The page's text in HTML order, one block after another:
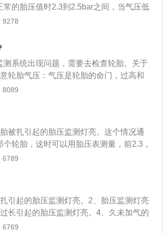
处理方案：引擎发动，踏下刹车踏板，
松刹车踏板，完成自我设定位置；更换
轮抱死，车辆会失控打滑，使驾驶员无
大。
的胎压值时2.3到2.5bar之间，当气压低
时候可以去4S店检查补胎补气。当胎压
如果控制单元本身故障也会造成胎压报
9278
系统出现问题，需要去检查轮胎。关于
轮胎气压：气压是轮胎的命门，过高和
，则胎体变形增大，胎侧容易出现裂
轮胎的使用寿命影响较大，而尤以前轮
要会加速胎肩的磨损即偏磨；前轮前束
3、注意驾驶方式：在行车中要选择路
可能扎破和划伤轮胎的物体，躲避化学
度较大的路面时，要尽量居中行驶，减
8089
被扎引起的胎压监测灯亮。这个情况通
轮胎，这时可以用胎压表测量，前2.3，
压报警灯，若过几天又亮起，就要扒胎进
型轮胎：2.4-2.5bar；增强型轮胎：2.8-
以当有轮胎超过3.0bar也会触发胎压监测
压监测灯亮。这种情况通常发生在：某
进而引起的胎压升高，这时应及时停车
6789
引起的胎压监测灯亮。2、胎压监测灯亮
长引起的胎压监测灯亮。4、久未加气的
关介绍：1、遇到胎压系统报警，先路
6769